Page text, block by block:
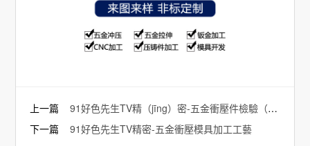
上一篇91好色先生TV精（jīng）密-五金衝壓件檢驗（yàn）標準
下一篇91好色先生TV精密-五金衝壓模具加工工藝